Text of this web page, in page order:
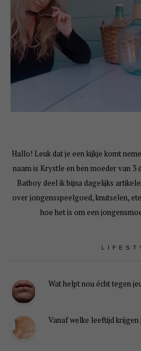
Hallo! Leuk dat je een kijkje komt
naam is Krystle en ben moeder van 3
Batboy deel ik bijna dagelijks
over jongensspeelgoed, knutselen,
hoe het is om een
Wat helpt nou écht tegen
Vanaf welke leeftijd krijgen